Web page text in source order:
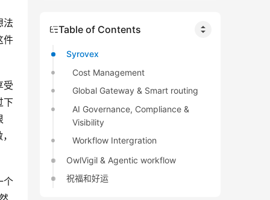
法
件
受
下
个
Table of Contents
Syrovex
Cost Management
Global Gateway & Smart routing
AI Governance, Compliance &
Visibility
Workflow Intergration
OwlVigil & Agentic workflow
祝福和好运